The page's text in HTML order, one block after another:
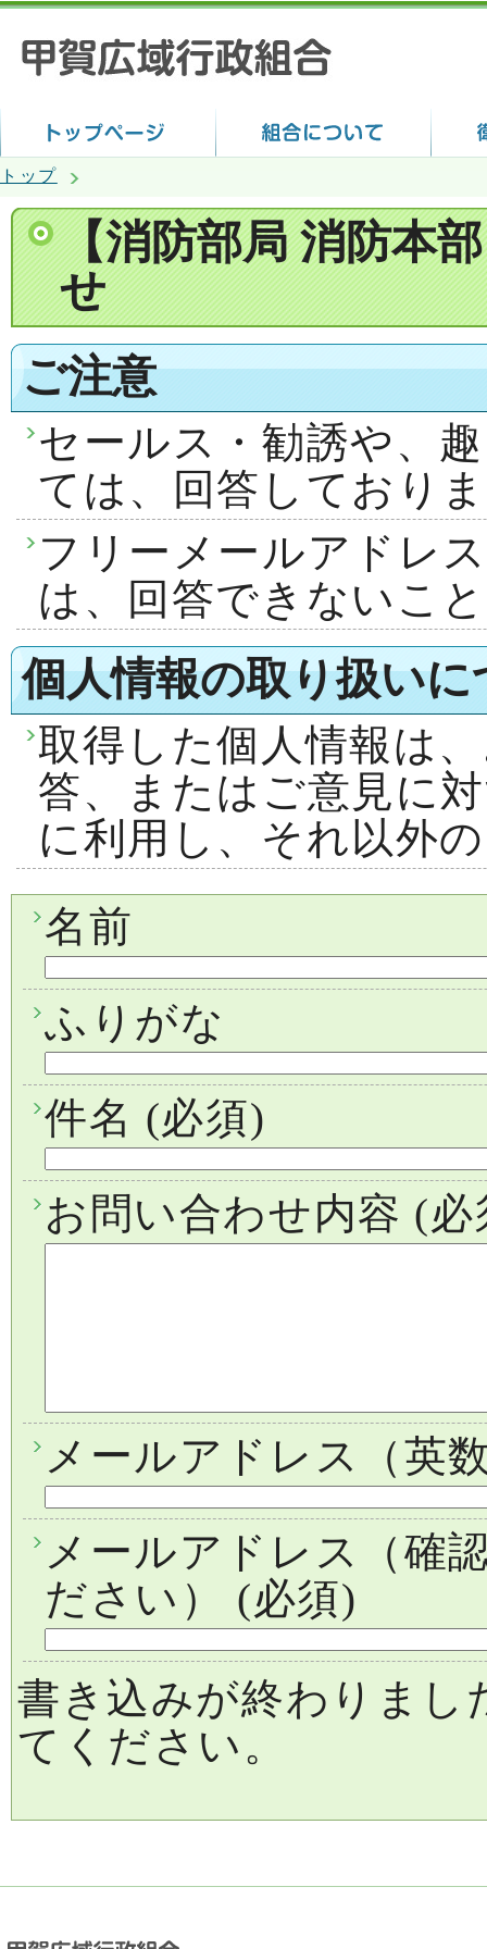
トップ
【消防部局 消防本
せ
ご注意
セールス・勧誘や、
ては、回答しており
フリーメールアドレ
は、回答できないこ
個人情報の取り扱いに
取得した個人情報は
答、またはご意見に
に利用し、それ以外
名前
ふりがな
件名 (必須)
お問い合わせ内容 (必
メールアドレス（英
メールアドレス（確
ださい）
(必須)
書き込みが終わりまし
てください。